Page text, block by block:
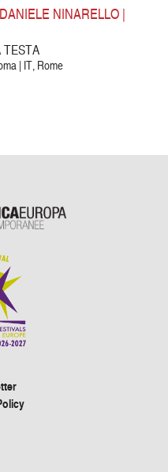
NINARELLO |
TESTA
| IT, Rome